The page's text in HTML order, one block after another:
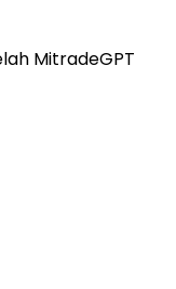
MitradeGPT